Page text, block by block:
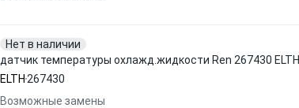
Нет в наличии
датчик температуры охлажд.жидкости Ren 267430 ELTH
ELTH 267430
Возможные замены